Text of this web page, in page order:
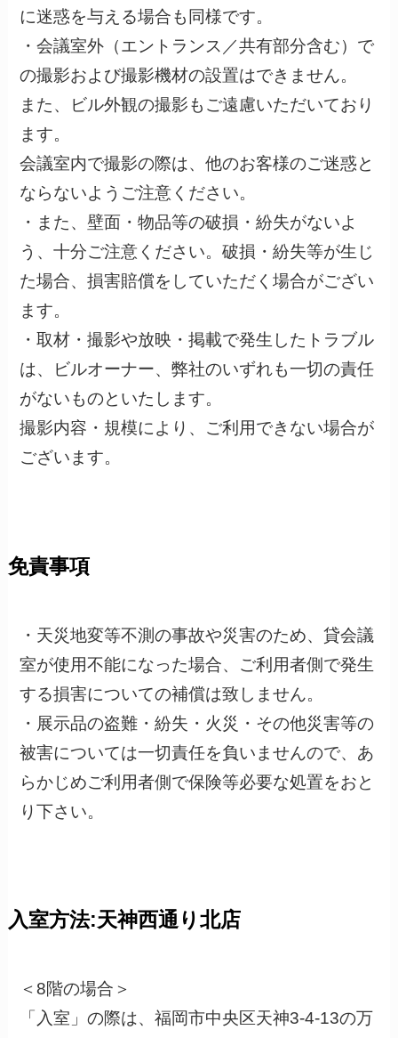
に迷惑を与える場合も同様です。
・会議室外（エントランス／共有部分含む）で
の撮影および撮影機材の設置はできません。
また、ビル外観の撮影もご遠慮いただいており
ます。
会議室内で撮影の際は、他のお客様のご迷惑と
ならないようご注意ください。
・また、壁面・物品等の破損・紛失がないよ
う、十分ご注意ください。破損・紛失等が生じ
た場合、損害賠償をしていただく場合がござい
ます。
・取材・撮影や放映・掲載で発生したトラブル
は、ビルオーナー、弊社のいずれも一切の責任
がないものといたします。
撮影内容・規模により、ご利用できない場合が
ございます。
免責事項
・天災地変等不測の事故や災害のため、貸会議
室が使用不能になった場合、ご利用者側で発生
する損害についての補償は致しません。
・展示品の盗難・紛失・火災・その他災害等の
被害については一切責任を負いませんので、あ
らかじめご利用者側で保険等必要な処置をおと
り下さい。
入室方法:天神西通り北店
＜8階の場合＞
「入室」の際は、福岡市中央区天神3-4-13の万